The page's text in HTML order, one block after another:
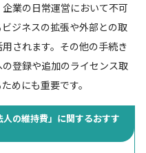
業の日常運営において不可
ジネスの拡張や外部との取
されます。その他の手続き
登録や追加のライセンス取
めにも重要です。
の維持費」に関するおすす